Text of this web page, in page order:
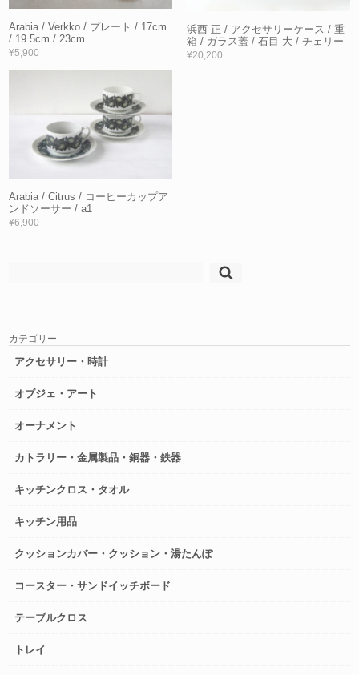
Arabia / Verkko / プレート / 17cm
/ 19.5cm / 23cm
¥5,900
浜西 正 / アクセサリーケース / 重
箱 / ガラス蓋 / 石目 大 / チェリー
¥20,200
Arabia / Citrus / コーヒーカップア
ンドソーサー / a1
¥6,900
カテゴリー
アクセサリー・時計
オブジェ・アート
オーナメント
カトラリー・金属製品・銅器・鉄器
キッチンクロス・タオル
キッチン用品
クッションカバー・クッション・湯たんぽ
コースター・サンドイッチボード
テーブルクロス
トレイ